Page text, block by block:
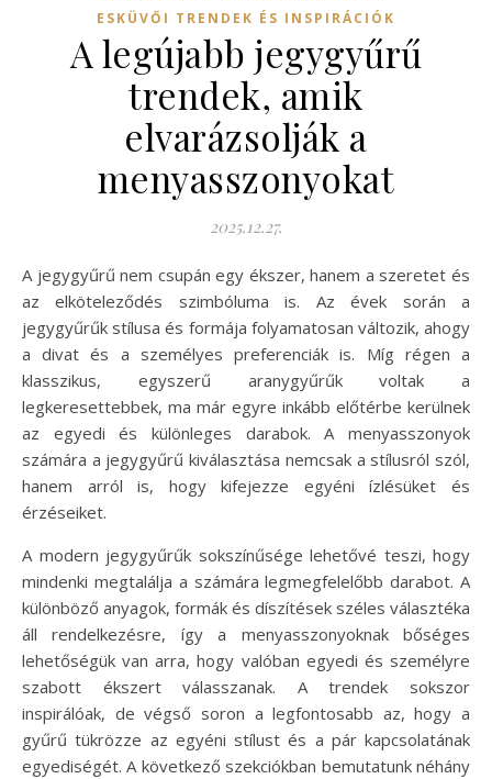
ESKÜVŐI TRENDEK ÉS INSPIRÁCIÓK
A legújabb jegygyűrű
trendek, amik
elvarázsolják a
menyasszonyokat
2025.12.27.
A jegygyűrű nem csupán egy ékszer, hanem a szeretet és
az elköteleződés szimbóluma is. Az évek során a
jegygyűrűk stílusa és formája folyamatosan változik, ahogy
a divat és a személyes preferenciák is. Míg régen a
klasszikus, egyszerű aranygyűrűk voltak a
legkeresettebbek, ma már egyre inkább előtérbe kerülnek
az egyedi és különleges darabok. A menyasszonyok
számára a jegygyűrű kiválasztása nemcsak a stílusról szól,
hanem arról is, hogy kifejezze egyéni ízlésüket és
érzéseiket.
A modern jegygyűrűk sokszínűsége lehetővé teszi, hogy
mindenki megtalálja a számára legmegfelelőbb darabot. A
különböző anyagok, formák és díszítések széles választéka
áll rendelkezésre, így a menyasszonyoknak bőséges
lehetőségük van arra, hogy valóban egyedi és személyre
szabott ékszert válasszanak. A trendek sokszor
inspirálóak, de végső soron a legfontosabb az, hogy a
gyűrű tükrözze az egyéni stílust és a pár kapcsolatának
egyediségét. A következő szekciókban bemutatunk néhány